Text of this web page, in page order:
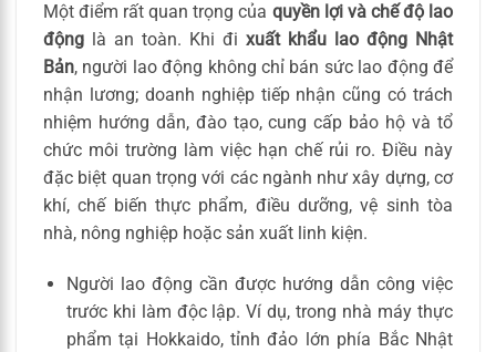
Một điểm rất quan trọng của quyền lợi và chế độ lao
động là an toàn. Khi đi xuất khẩu lao động Nhật
Bản, người lao động không chỉ bán sức lao động để
nhận lương; doanh nghiệp tiếp nhận cũng có trách
nhiệm hướng dẫn, đào tạo, cung cấp bảo hộ và tổ
chức môi trường làm việc hạn chế rủi ro. Điều này
đặc biệt quan trọng với các ngành như xây dựng, cơ
khí, chế biến thực phẩm, điều dưỡng, vệ sinh tòa
nhà, nông nghiệp hoặc sản xuất linh kiện.
Người lao động cần được hướng dẫn công việc
trước khi làm độc lập. Ví dụ, trong nhà máy thực
phẩm tại Hokkaido, tỉnh đảo lớn phía Bắc Nhật